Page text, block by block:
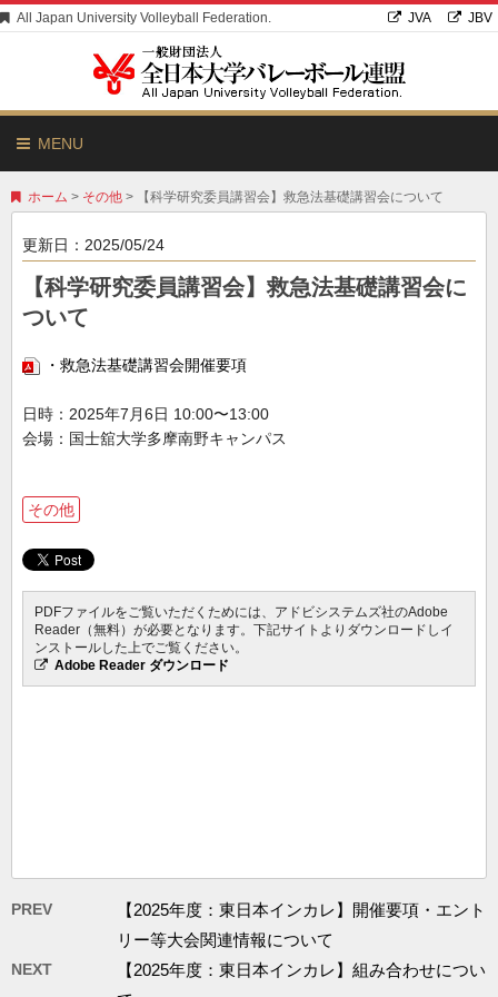
All Japan University Volleyball Federation. JVA JBV
MENU
ホーム > その他 > 【科学研究委員講習会】救急法基礎講習会について
更新日： 2025/05/24
【科学研究委員講習会】救急法基礎講習会に
ついて
・救急法基礎講習会開催要項
日時：2025年7月6日 10:00〜13:00
会場：国士舘大学多摩南野キャンパス
その他
PDFファイルをご覧いただくためには、アドビシステムズ社のAdobe
Reader（無料）が必要となります。下記サイトよりダウンロードしイ
ンストールした上でご覧ください。
Adobe Reader ダウンロード
PREV
【2025年度：東日本インカレ】開催要項・エント
リー等大会関連情報について
NEXT
【2025年度：東日本インカレ】組み合わせについ